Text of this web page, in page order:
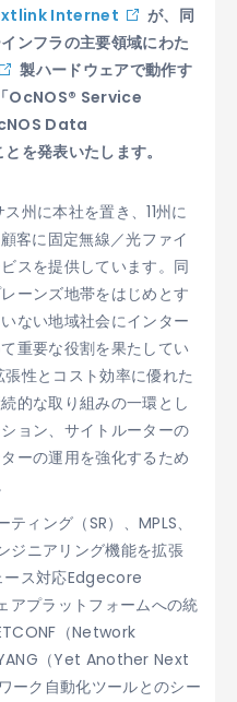
Internet
が、同
ンフラの主要領域にわた
製ハードウェアで動作す
OcNOS® Service
Data
を発表いたします。
州に本社を置き、11州に
客に固定無線／光ファイ
スを提供しています。同
ーンズ地帯をはじめとす
ない地域社会にインター
重要な役割を果たしてい
性とコスト効率に優れた
的な取り組みの一環とし
ョン、サイトルーターの
ーの運用を強化するため
ィング（SR）、MPLS、
ジニアリング機能を拡張
ース対応Edgecore
プラットフォームへの統
（Network
（Yet Another Next
ク自動化ツールとのシー